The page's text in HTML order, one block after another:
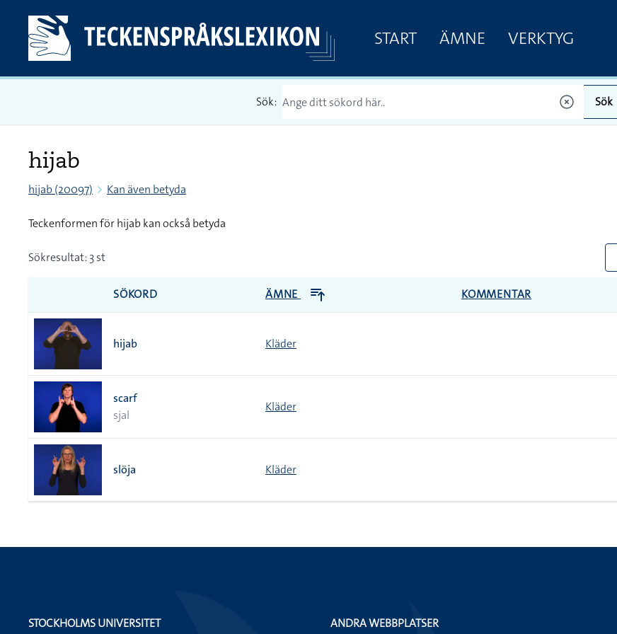
START ÄMNE VERKTYG
Sök: Sök
hijab
hijab (20097) Kan även betyda
Teckenformen för hijab kan också betyda
Sökresultat: 3 st
SÖKORD ÄMNE KOMMENTAR
hijab Kläder
scarf
sjal
Kläder
slöja Kläder
STOCKHOLMS UNIVERSITET
ANDRA WEBBPLATSER